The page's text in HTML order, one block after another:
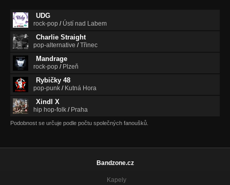
UDG
rock-pop / Ústí nad Labem
Charlie Straight
pop-alternative /Třinec
Mandrage
rock-pop / Plzeň
Rybičky 48
pop-punk / Kutná Hora
Xindl X
hip hop-folk / Praha
Podobnost se určuje podle počtu společných fanoušků.
Bandzone.cz
Kapely